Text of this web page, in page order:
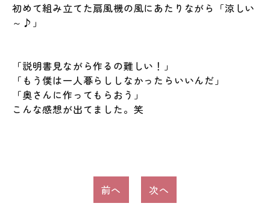
初めて組み立てた扇風機の風にあたりながら「涼しい
～♪」
「説明書見ながら作るの難しい！」
「もう僕は一人暮らししなかったらいいんだ」
「奥さんに作ってもらおう」
こんな感想が出てました。笑
前へ 次へ